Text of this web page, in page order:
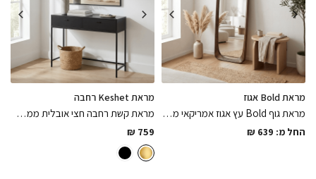
מראת Bold אגוז
מראת גוף Bold עץ אגוז אמריקאי ממסגרת עבה עם נוכחות צבועה בלכה מט בתנור במגוון מידות לבחירה
החל מ: ₪ 639
מראת Keshet רחבה
מראת קשת רחבה חצי אובלית ממסגרת מתכת דקיקה צבועה בתנור בשחור מט בגימורים מושלמים
₪ 759